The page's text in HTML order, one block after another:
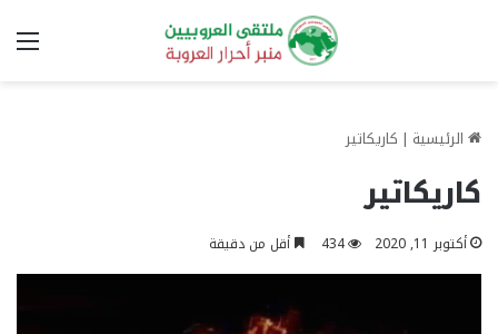
الرئيسية | كاريكاتير
كاريكاتير
أكتوبر 11, 2020 434 أقل من دقيقة